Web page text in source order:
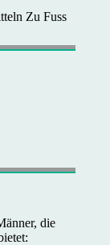
Zu Fuss
die